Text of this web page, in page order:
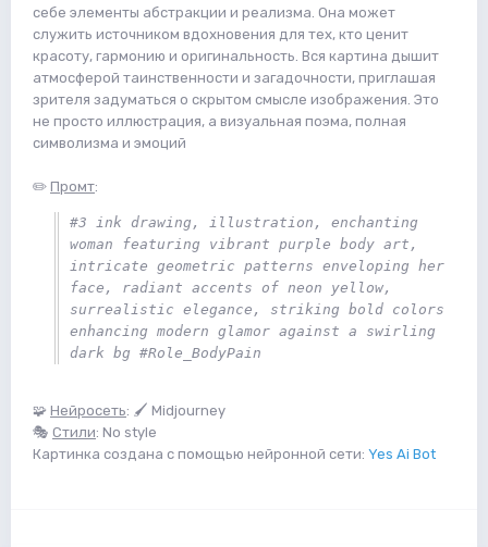
себе элементы абстракции и реализма. Она может
служить источником вдохновения для тех, кто ценит
красоту, гармонию и оригинальность. Вся картина дышит
атмосферой таинственности и загадочности, приглашая
зрителя задуматься о скрытом смысле изображения. Это
не просто иллюстрация, а визуальная поэма, полная
символизма и эмоций
✏️ Промт:
#3 ink drawing, illustration, enchanting
woman featuring vibrant purple body art,
intricate geometric patterns enveloping her
face, radiant accents of neon yellow,
surrealistic elegance, striking bold colors
enhancing modern glamor against a swirling
dark bg #Role_BodyPain
🧩 Нейросеть: 🖌 Midjourney
🎭 Стили: No style
Картинка создана с помощью нейронной сети: Yes Ai Bot